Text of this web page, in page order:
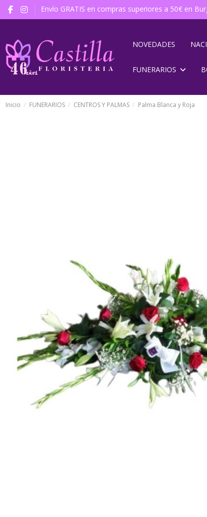
Envío GRATIS en compras superiores a 50€ en
NOVEDADES
FUNERARIOS
Inicio FUNERARIOS CENTROS Y PALMAS Palma Blanca y Roja